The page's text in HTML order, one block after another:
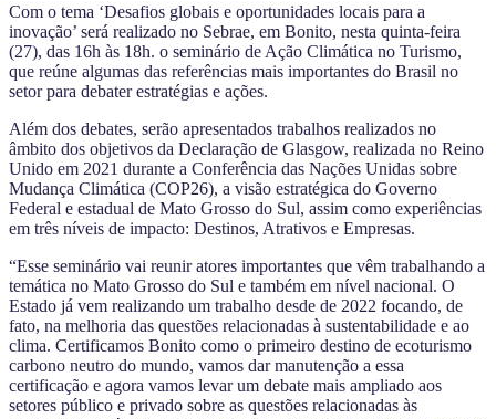
Com o tema ‘Desafios globais e oportunidades locais para a
inovação’ será realizado no Sebrae, em Bonito, nesta quinta-feira
(27), das 16h às 18h. o seminário de Ação Climática no Turismo,
que reúne algumas das referências mais importantes do Brasil no
setor para debater estratégias e ações.
Além dos debates, serão apresentados trabalhos realizados no
âmbito dos objetivos da Declaração de Glasgow, realizada no Reino
Unido em 2021 durante a Conferência das Nações Unidas sobre
Mudança Climática (COP26), a visão estratégica do Governo
Federal e estadual de Mato Grosso do Sul, assim como experiências
em três níveis de impacto: Destinos, Atrativos e Empresas.
“Esse seminário vai reunir atores importantes que vêm trabalhando a
temática no Mato Grosso do Sul e também em nível nacional. O
Estado já vem realizando um trabalho desde de 2022 focando, de
fato, na melhoria das questões relacionadas à sustentabilidade e ao
clima. Certificamos Bonito como o primeiro destino de ecoturismo
carbono neutro do mundo, vamos dar manutenção a essa
certificação e agora vamos levar um debate mais ampliado aos
setores público e privado sobre as questões relacionadas às